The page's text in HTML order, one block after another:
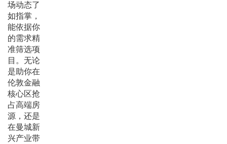
场动态了
如指掌，
能依据你
的需求精
准筛选项
目。无论
是助你在
伦敦金融
核心区抢
占高端房
源，还是
在曼城新
兴产业带